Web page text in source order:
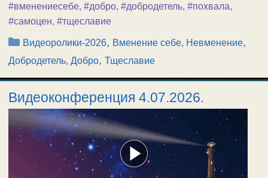
#вменениесебе, #добро, #добродетель, #похвала,
#самоцен, #тщеславие
Рубрики
Видеоролики-2026, Вменение себе, Невменение,
Добродетель, Добро, Тщеславие
Видеоконференция 4.07.2026.